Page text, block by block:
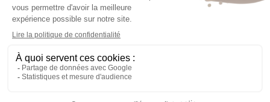
COMPAS, à travers ses métiers de négociant et distributeur répond aux
horticulteurs, dans le domaine des espaces verts, des collectivités et des
particuliers. Le service développement de COMPAS travaille en
partenariat étroit avec le monde agricole et viticole pour mettre au point,
tester et proposer à ses clients les solutions les mieux adaptées. Agrément